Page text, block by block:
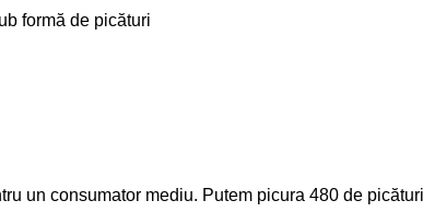
formă de picături
un consumator mediu. Putem picura 480 de